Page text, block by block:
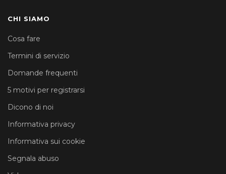
CHI SIAMO
Cosa fare
Termini di servizio
Domande frequenti
5 motivi per registrarsi
Dicono di noi
Informativa privacy
Informativa sui cookie
Segnala abuso